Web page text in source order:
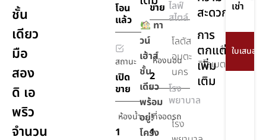
ชั้น
เดียว
มือ
สอง
ดิ เอ
พริว
จำนวน
โอน
แล้ว
ขาย
สถานะ
เปิด
ขาย
ห้องนอน
2
ห้องน้ำ
1
ที่จอดรถ
1
ทา
วน์
เฮ้าส์
ชั้น
เดียว
พร้อม
อยู่!
โครง
ไลฟ์
สไตล์
โลตัส
อมตะ
นคร
15
กิโลเมตร
โรง
พยาบาล
โรง
สะดวก
การ
ตกแต่ง
เพิ่ม
เติม
เช่า